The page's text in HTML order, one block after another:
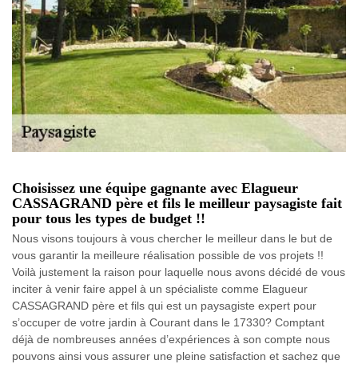
Choisissez une équipe gagnante avec Elagueur
CASSAGRAND père et fils le meilleur paysagiste fait
pour tous les types de budget !!
Nous visons toujours à vous chercher le meilleur dans le but de
vous garantir la meilleure réalisation possible de vos projets !!
Voilà justement la raison pour laquelle nous avons décidé de vous
inciter à venir faire appel à un spécialiste comme Elagueur
CASSAGRAND père et fils qui est un paysagiste expert pour
s’occuper de votre jardin à Courant dans le 17330? Comptant
déjà de nombreuses années d’expériences à son compte nous
pouvons ainsi vous assurer une pleine satisfaction et sachez que